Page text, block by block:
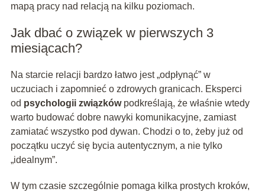
mapą pracy nad relacją na kilku poziomach.
Jak dbać o związek w pierwszych 3
miesiącach?
Na starcie relacji bardzo łatwo jest „odpłynąć” w
uczuciach i zapomnieć o zdrowych granicach. Eksperci
od psychologii związkówpodkreślają, że właśnie wtedy
warto budować dobre nawyki komunikacyjne, zamiast
zamiatać wszystko pod dywan. Chodzi o to, żeby już od
początku uczyć się bycia autentycznym, a nie tylko
„idealnym”.
W tym czasie szczególnie pomaga kilka prostych kroków,